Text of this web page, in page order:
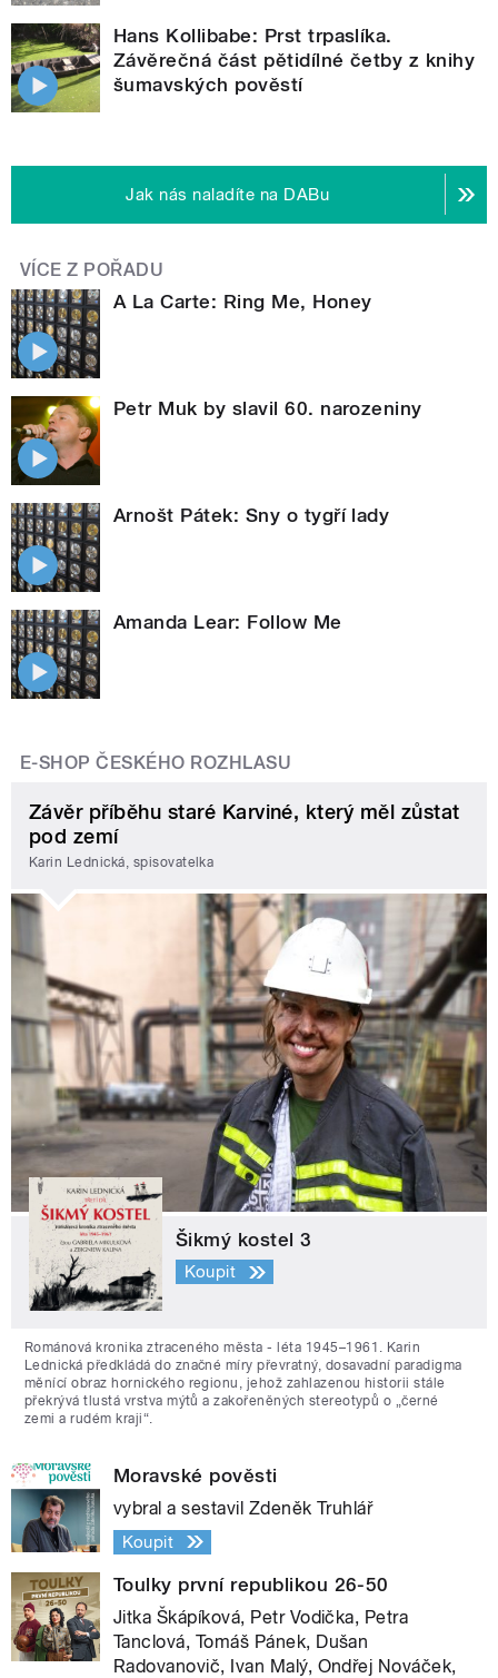
Hans Kollibabe: Prst trpaslíka.
Závěrečná část pětidílné četby z knihy
šumavských pověstí
Jak nás naladíte na DABu
VÍCE Z POŘADU
A La Carte: Ring Me, Honey
Petr Muk by slavil 60. narozeniny
Arnošt Pátek: Sny o tygří lady
Amanda Lear: Follow Me
E-SHOP ČESKÉHO ROZHLASU
Závěr příběhu staré Karviné, který měl zůstat
pod zemí
Karin Lednická, spisovatelka
Šikmý kostel 3
Koupit
Románová kronika ztraceného města - léta 1945–1961. Karin
Lednická předkládá do značné míry převratný, dosavadní paradigma
měnící obraz hornického regionu, jehož zahlazenou historii stále
překrývá tlustá vrstva mýtů a zakořeněných stereotypů o „černé
zemi a rudém kraji“.
Moravské pověsti
vybral a sestavil Zdeněk Truhlář
Koupit
Toulky první republikou 26-50
Jitka Škápíková, Petr Vodička, Petra
Tanclová, Tomáš Pánek, Dušan
Radovanovič, Ivan Malý, Ondřej Nováček,